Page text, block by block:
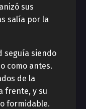
sus
salía por la
seguía siendo
como antes.
de la
frente, y su
formidable.